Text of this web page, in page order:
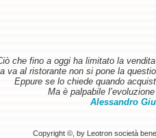
che fino a oggi ha limitato la
va al ristorante non si pone la
Eppure se lo chiede quando
Ma è palpabile
Alessandro
Copyright ©, by Leotron società